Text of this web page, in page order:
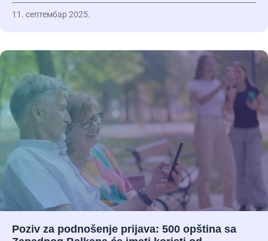
11. септембар 2025.
Poziv za podnošenje prijava: 500 opština sa